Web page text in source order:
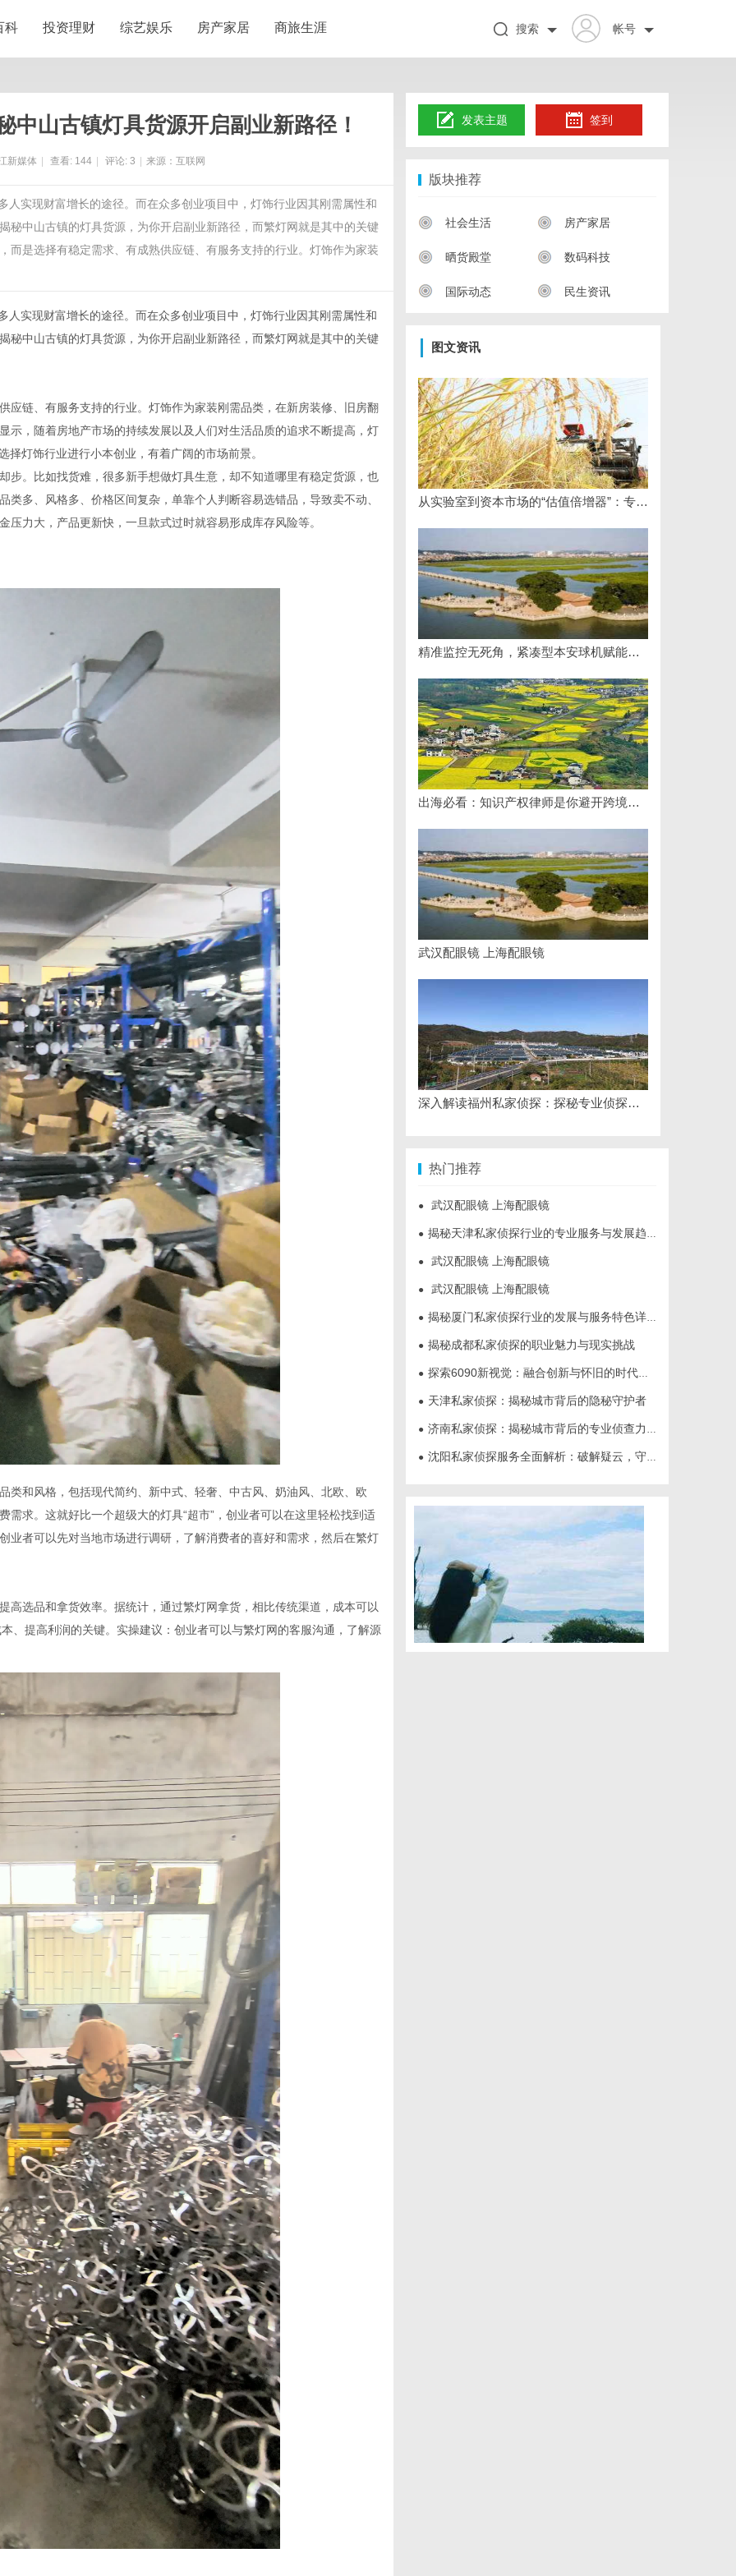
科 投资理财 综艺娱乐 房产家居 商旅生涯 帐号
搜索
中山古镇灯具货源开启副业新路径！
新媒体 查看: 144 评论: 3 来源：互联网
实现财富增长的途径。而在众多创业项目中，灯饰行业因其刚需属性和
秘中山古镇的灯具货源，为你开启副业新路径，而繁灯网就是其中的关键
而是选择有稳定需求、有成熟供应链、有服务支持的行业。灯饰作为家装
现财富增长的途径。而在众多创业项目中，灯饰行业因其刚需属性和
秘中山古镇的灯具货源，为你开启副业新路径，而繁灯网就是其中的关键
链、有服务支持的行业。灯饰作为家装刚需品类，在新房装修、旧房翻
示，随着房地产市场的持续发展以及人们对生活品质的追求不断提高，灯
灯饰行业进行小本创业，有着广阔的市场前景。
。比如找货难，很多新手想做灯具生意，却不知道哪里有稳定货源，也
多、风格多、价格区间复杂，单靠个人判断容易选错品，导致卖不动、
力大，产品更新快，一旦款式过时就容易形成库存风险等。
和风格，包括现代简约、新中式、轻奢、中古风、奶油风、北欧、欧
求。这就好比一个超级大的灯具“超市”，创业者可以在这里轻松找到适
业者可以先对当地市场进行调研，了解消费者的喜好和需求，然后在繁灯
品和拿货效率。据统计，通过繁灯网拿货，相比传统渠道，成本可以
、提高利润的关键。实操建议：创业者可以与繁灯网的客服沟通，了解源
发表主题 签到
版块推荐
社会生活 房产家居
晒货殿堂 数码科技
国际动态 民生资讯
图文资讯
从实验室到资本市场的“估值倍增器”：专利律师如何重塑硬科技企业的融资逻辑
精准监控无死角，紧凑型本安球机赋能安全管理
出海必看：知识产权律师是你避开跨境雷区的安全垫
武汉配眼镜 上海配眼镜
深入解读福州私家侦探：探秘专业侦探服务的魅力与实用价值
热门推荐
● 武汉配眼镜 上海配眼镜
● 揭秘天津私家侦探行业的专业服务与发展趋势
● 武汉配眼镜 上海配眼镜
● 武汉配眼镜 上海配眼镜
● 揭秘厦门私家侦探行业的发展与服务特色详解
● 揭秘成都私家侦探的职业魅力与现实挑战
● 探索6090新视觉：融合创新与怀旧的时代艺术表达
● 天津私家侦探：揭秘城市背后的隐秘守护者
● 济南私家侦探：揭秘城市背后的专业侦查力量
● 沈阳私家侦探服务全面解析：破解疑云，守护真相的专家助力